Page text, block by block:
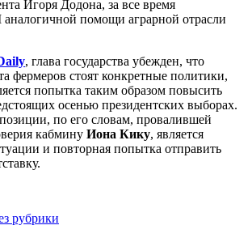
Игоря Додона, за все время
помощи аграрной отрасли
, глава государства убежден, что
фермеров стоят конкретные политики,
попытка таким образом повысить
осенью президентских выборах.
по его словам, провалившей
кабмину Иона Кику, является
и повторная попытка отправить
рубрики